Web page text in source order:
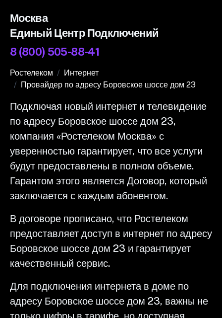
Москва
Единый Центр Подключений
8 (800) 505-88-41
Ростелеком
Интернет
Провайдер по адресу Боровское шоссе дом 23
Подключая новый интернет и телевидение
по адресу Боровское шоссе дом 23,
компания «Ростелеком Москва» с
уверенностью гарантирует, что все услуги
будут предоставлены в полном объеме.
Гарантом этого является Договор, который
заключается с каждым абонентом.
В договоре прописано, что Ростелеком
предоставляет доступ в интернет по адресу
Боровское шоссе дом 23 и гарантирует
качественный сервис.
Для подключения интернета в доме по
адресу Боровское шоссе дом 23, важны не